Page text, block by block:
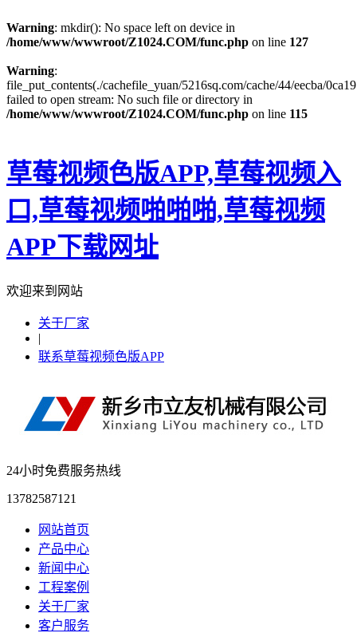
Warning: mkdir(): No space left on device in
/home/www/wwwroot/Z1024.COM/func.php on line 127
Warning:
file_put_contents(./cachefile_yuan/5216sq.com/cache/44/eecba/
failed to open stream: No such file or directory in
/home/www/wwwroot/Z1024.COM/func.php on line 115
草莓视频色版APP,草莓视频入
口,草莓视频啪啪啪,草莓视频
APP下载网址
欢迎来到网站
关于厂家
|
联系草莓视频色版APP
24小时免费服务热线
13782587121
网站首页
产品中心
新闻中心
工程案例
关于厂家
客户服务